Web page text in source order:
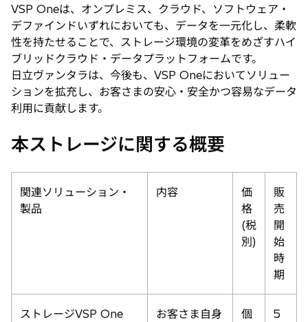
く
で
開
く
VSP Oneは、オンプレミス、クラウド、ソフトウェア・
デファインドいずれにおいても、データを一元化し、柔軟
性を持たせることで、ストレージ環境の変革をめざすハイ
ブリッドクラウド・データプラットフォームです。
日立ヴァンタラは、今後も、VSP Oneにおいてソリュー
ションを拡充し、お客さまの安心・安全かつ容易なデータ
利用に貢献します。
本ストレージに関する概要
関連ソリューション・
製品
内容
価
格
(税
別)
販
売
開
始
時
期
ストレージVSP One
お客さま自身
個
5